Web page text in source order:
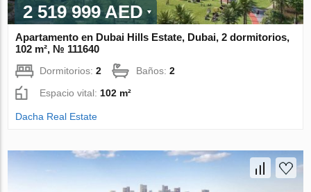
2 519 999 AED
Apartamento en Dubai Hills Estate, Dubai, 2 dormitorios,
102 m², № 111640
Dormitorios:2 Baños:2
Espacio vital: 102 m²
Dacha Real Estate